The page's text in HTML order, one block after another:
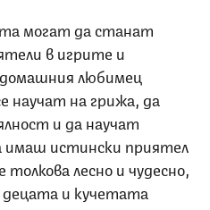
могат да станат
в игрите и
любимец
научат на грижа, да
и да научат
истински приятел
лесно и чудесно,
децата и кучетата